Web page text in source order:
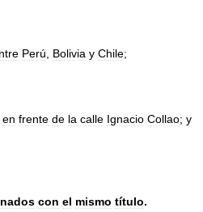
Perú Bolivia y Chile;
en frente de la calle Ignacio Collao; y
con el mismo título.